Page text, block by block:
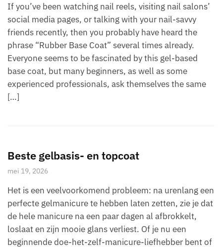
If you’ve been watching nail reels, visiting nail salons’
social media pages, or talking with your nail-savvy
friends recently, then you probably have heard the
phrase “Rubber Base Coat” several times already.
Everyone seems to be fascinated by this gel-based
base coat, but many beginners, as well as some
experienced professionals, ask themselves the same
[…]
Beste gelbasis- en topcoat
mei 19, 2026
Het is een veelvoorkomend probleem: na urenlang een
perfecte gelmanicure te hebben laten zetten, zie je dat
de hele manicure na een paar dagen al afbrokkelt,
loslaat en zijn mooie glans verliest. Of je nu een
beginnende doe-het-zelf-manicure-liefhebber bent of